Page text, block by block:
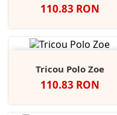
Pret
110.83 RON
Tricou Polo Zoe
Pret
110.83 RON